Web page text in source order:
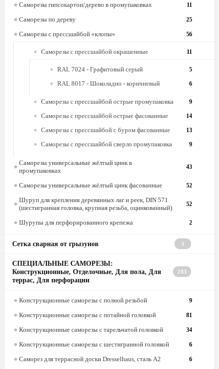
Саморезы гипсокартон/дерево в промупаковках 11
Саморезы по дереву 25
Саморезы с прессшайбой «клопы» 56
Саморезы с прессшайбой окрашенные 11
RAL 7024 - Графитовый серый 5
RAL 8017 - Шоколадно - коричневый 6
Саморезы с прессшайбой острые промупаковка 9
Саморезы с прессшайбой острые фасованные 14
Саморезы с прессшайбой с буром фасованные 13
Саморезы с прессшайбой сверло промупаковка 9
Саморезы универсальные жёлтый цинк в
промупаковках
43
Саморезы универсальные жёлтый цинк фасованные 52
Шуруп для крепления деревянных лаг и реек, DIN 571
(шестигранная головка, крупная резьба, оцинкованный)
52
Шурупы для перфорированного крепежа 2
Сетка сварная от грызунов 3
СПЕЦИАЛЬНЫЕ САМОРЕЗЫ:
Конструкционные, Отделочные, Для пола, Для
террас, Для перфорации
203
Конструкционные саморезы с полной резьбой 9
Конструкционные саморезы с потайной головкой 81
Конструкционные саморезы с тарельчатой головкой 34
Конструкционные саморезы с шестигранной головкой 6
Саморез для террасной доски Dresselhaus, сталь А2 6